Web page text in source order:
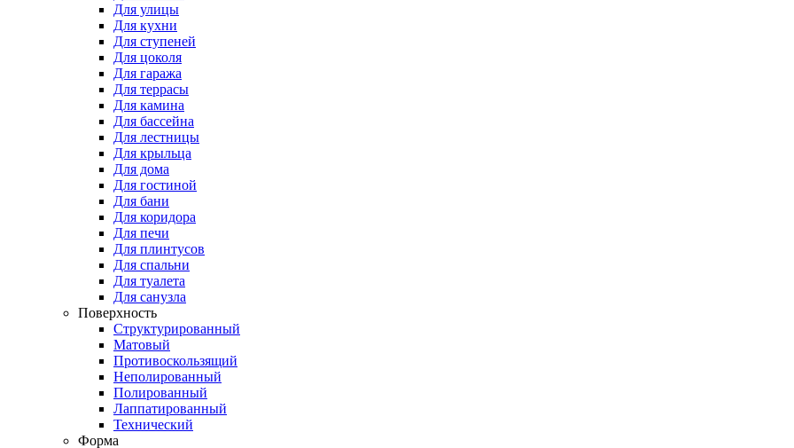
Для улицы
Для кухни
Для ступеней
Для цоколя
Для гаража
Для террасы
Для камина
Для бассейна
Для лестницы
Для крыльца
Для дома
Для гостиной
Для бани
Для коридора
Для печи
Для плинтусов
Для спальни
Для туалета
Для санузла
Поверхность
Структурированный
Матовый
Противоскользящий
Неполированный
Полированный
Лаппатированный
Технический
Форма